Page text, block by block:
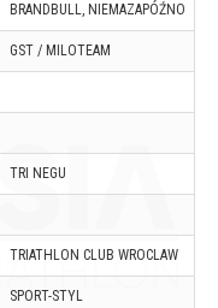
BRANDBULL, NIEMAZAPÓŹNO
GST / MILOTEAM
TRI NEGU
TRIATHLON CLUB WROCLAW
SPORT-STYL